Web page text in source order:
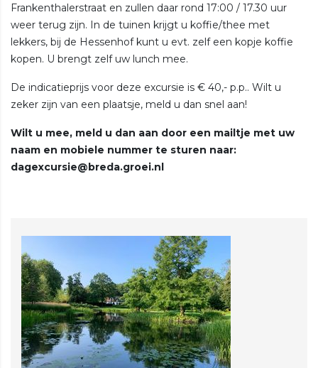
Frankenthalerstraat en zullen daar rond 17:00 / 17.30 uur
weer terug zijn. In de tuinen krijgt u koffie/thee met
lekkers, bij de Hessenhof kunt u evt. zelf een kopje koffie
kopen. U brengt zelf uw lunch mee.
De indicatieprijs voor deze excursie is € 40,- p.p.. Wilt u
zeker zijn van een plaatsje, meld u dan snel aan!
Wilt u mee, meld u dan aan door een mailtje met uw
naam en mobiele nummer te sturen naar:
dagexcursie@breda.groei.nl